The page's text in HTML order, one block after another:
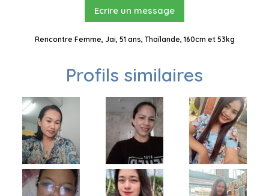
Ecrire un message
Rencontre Femme, Jai, 51 ans, Thaïlande, 160cm et 53kg
Profils similaires